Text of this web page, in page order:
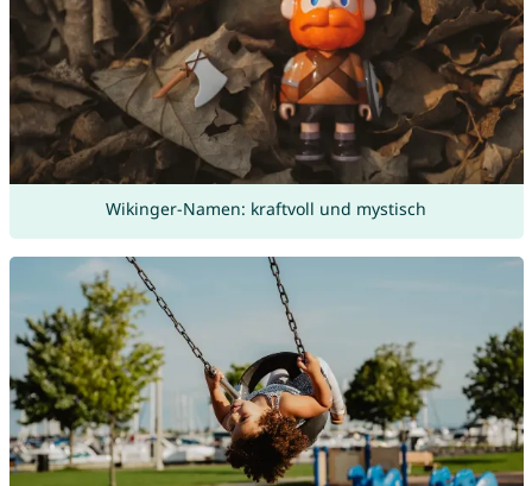
Wikinger-Namen: kraftvoll und mystisch